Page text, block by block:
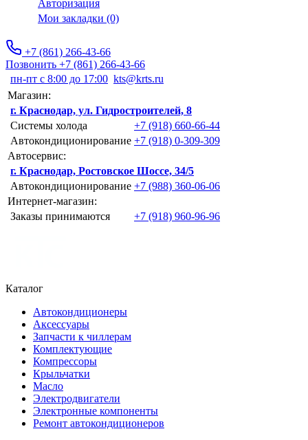
Авторизация
Мои закладки (0)
+7 (861) 266-43-66
Позвонить +7 (861) 266-43-66
пн-пт с 8:00 до 17:00 kts@krts.ru
Магазин:
г. Краснодар, ул. Гидростроителей, 8
Системы холода
+7 (918) 660-66-44
Автокондиционирование +7 (918) 0-309-309
Автосервис:
г. Краснодар, Ростовское Шоссе, 34/5
Автокондиционирование +7 (988) 360-06-06
Интернет-магазин:
Заказы принимаются
+7 (918) 960-96-96
Каталог
Автокондиционеры
Аксессуары
Запчасти к чиллерам
Комплектующие
Компрессоры
Крыльчатки
Масло
Электродвигатели
Электронные компоненты
Ремонт автокондиционеров